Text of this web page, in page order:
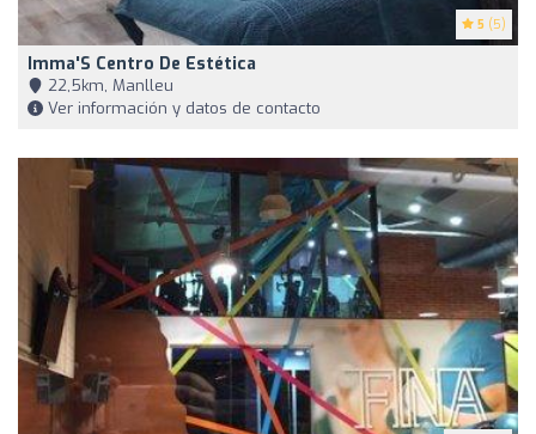
5 (5)
Imma'S Centro De Estética
22,5km, Manlleu
Ver información y datos de contacto